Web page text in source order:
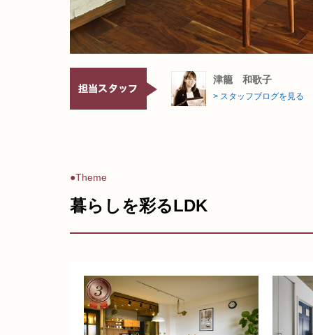
津籠 和歌子
> スタッフブログを見る
●Theme
暮らしを彩るLDK